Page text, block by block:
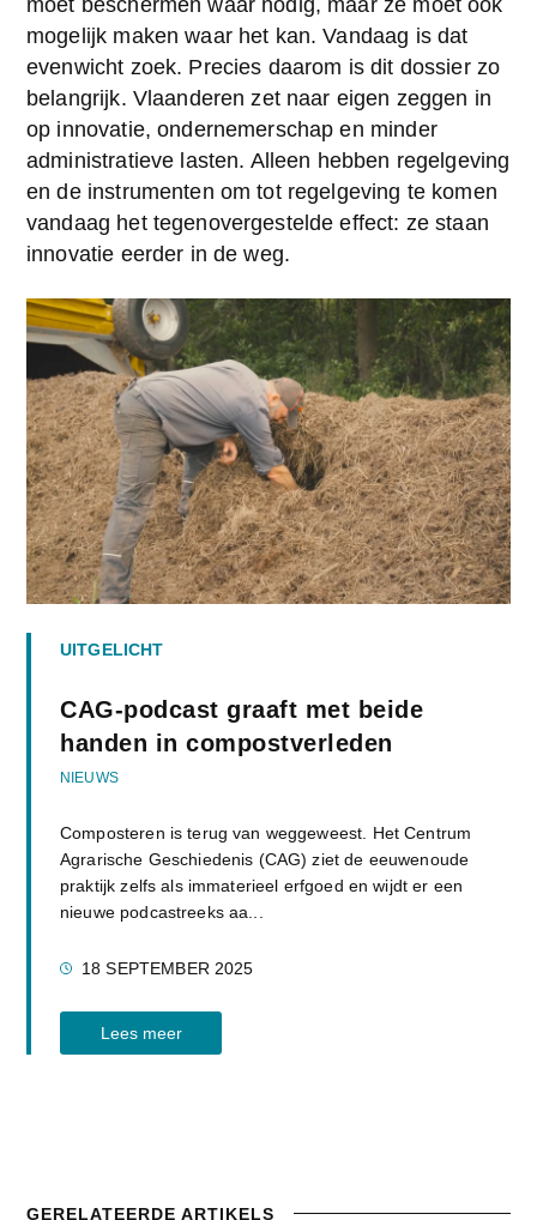
moet beschermen waar nodig, maar ze moet ook
mogelijk maken waar het kan. Vandaag is dat
evenwicht zoek. Precies daarom is dit dossier zo
belangrijk. Vlaanderen zet naar eigen zeggen in
op innovatie, ondernemerschap en minder
administratieve lasten. Alleen hebben regelgeving
en de instrumenten om tot regelgeving te komen
vandaag het tegenovergestelde effect: ze staan
innovatie eerder in de weg.
UITGELICHT
CAG-podcast graaft met beide
handen in compostverleden
NIEUWS
Composteren is terug van weggeweest. Het Centrum
Agrarische Geschiedenis (CAG) ziet de eeuwenoude
praktijk zelfs als immaterieel erfgoed en wijdt er een
nieuwe podcastreeks aa...
18 SEPTEMBER 2025
Lees meer
GERELATEERDE ARTIKELS